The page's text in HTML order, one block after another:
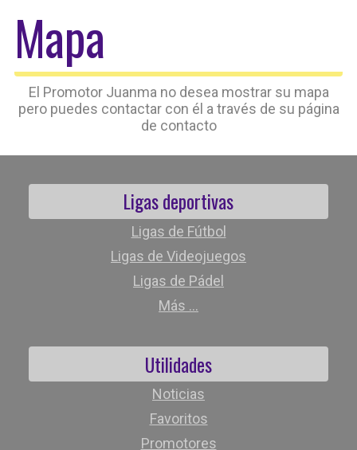
Mapa
El Promotor Juanma no desea mostrar su mapa
pero puedes contactar con él a través de su página
de contacto
Ligas deportivas
Ligas de Fútbol
Ligas de Videojuegos
Ligas de Pádel
Más ...
Utilidades
Noticias
Favoritos
Promotores